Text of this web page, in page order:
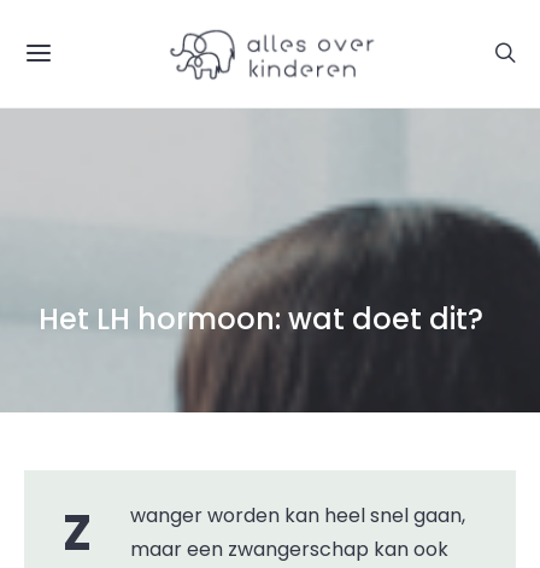
Het LH hormoon: wat doet dit?
Zwanger worden kan heel snel gaan,
maar een zwangerschap kan ook